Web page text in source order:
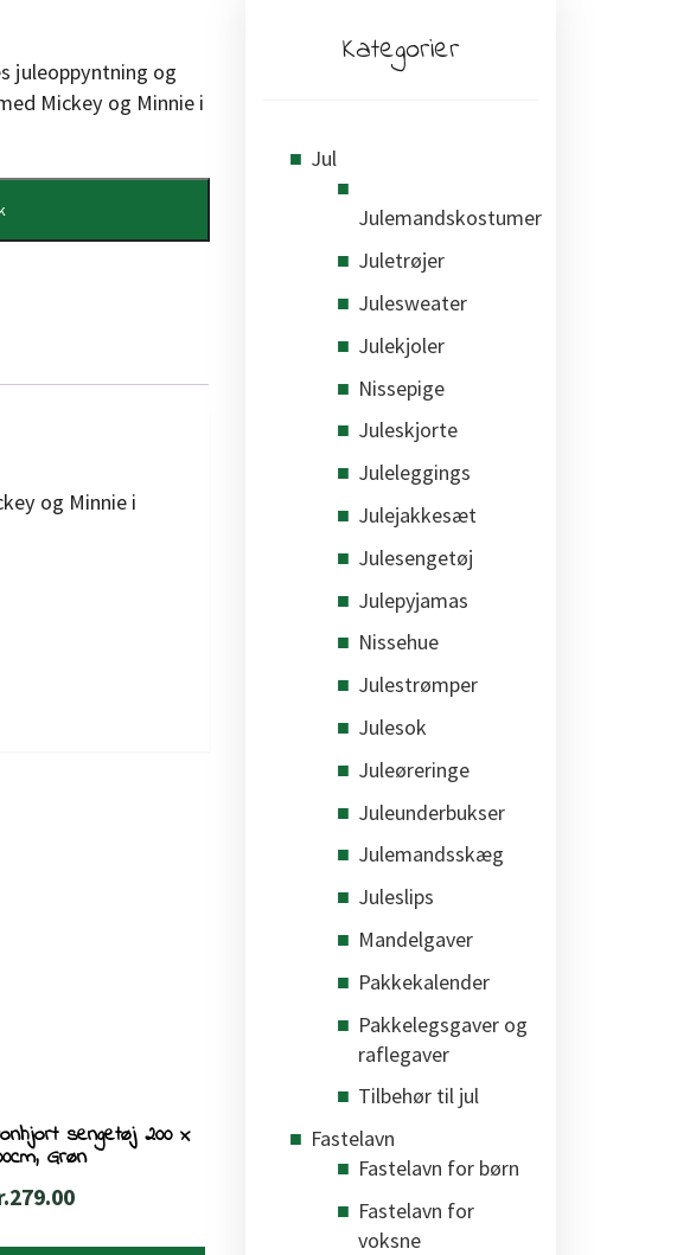
juleoppyntning og
Mickey og Minnie i
og Minnie i
sengetøj 200 x
Grøn
279.00
Kategorier
Jul
Julemandskostumer
Juletrøjer
Julesweater
Julekjoler
Nissepige
Juleskjorte
Juleleggings
Julejakkesæt
Julesengetøj
Julepyjamas
Nissehue
Julestrømper
Julesok
Juleøreringe
Juleunderbukser
Julemandsskæg
Juleslips
Mandelgaver
Pakkekalender
Pakkelegsgaver og
raflegaver
Tilbehør til jul
Fastelavn
Fastelavn for børn
Fastelavn for
voksne